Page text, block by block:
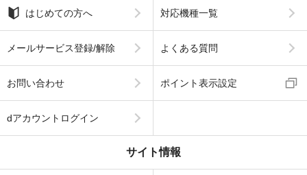
はじめての方へ 対応機種一覧
メールサービス登録/解除 よくある質問
お問い合わせ ポイント表示設定
dアカウントログイン
サイト情報